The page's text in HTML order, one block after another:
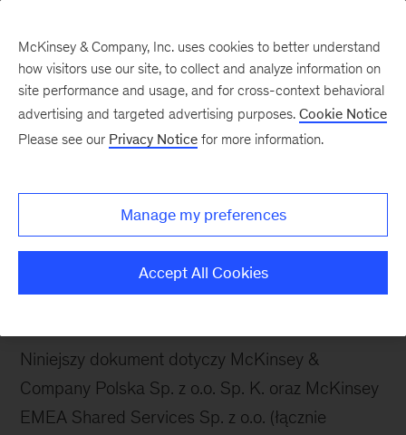
Art 27c ustawy o
podatku dochodowym
od osob prawnych 2022
Niniejszy dokument dotyczy McKinsey &
Company Polska Sp. z o.o. Sp. K. oraz McKinsey
EMEA Shared Services Sp. z o.o. (łącznie
McKinsey & Company, Inc. uses cookies to better understand
how visitors use our site, to collect and analyze information on
site performance and usage, and for cross-context behavioral
advertising and targeted advertising purposes. Cookie Notice
Please see our Privacy Notice for more information.
Manage my preferences
Accept All Cookies